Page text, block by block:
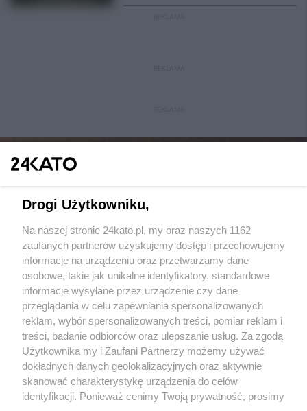
Wydawca mediów lokalnych
Nie zapomnij
zapoznać się z:
polityką prywatności regulamin korzystania z portali
Twojemiasto
Piekary Śląskie
Chorzów
Tarnowskie Góry
Skontakuj sięz nami
Kontakt
Wydawca
Redakcja
Drogi Użytkowniku,
Na naszej stronie 24kato.pl, my oraz naszych 1162
zaufanych partnerów uzyskujemy dostęp i przechowujemy
informacje na urządzeniu oraz przetwarzamy dane
osobowe, takie jak unikalne identyfikatory, standardowe
informacje wysyłane przez urządzenie czy dane
przeglądania w celu zapewniania spersonalizowanych
reklam, wybór spersonalizowanych treści, pomiar reklam i
treści, badanie odbiorców oraz ulepszanie usług. Za zgodą
Użytkownika my i Zaufani Partnerzy możemy używać
dokładnych danych geolokalizacyjnych oraz aktywnie
skanować charakterystykę urządzenia do celów
identyfikacji. Ponieważ cenimy Twoją prywatność, prosimy